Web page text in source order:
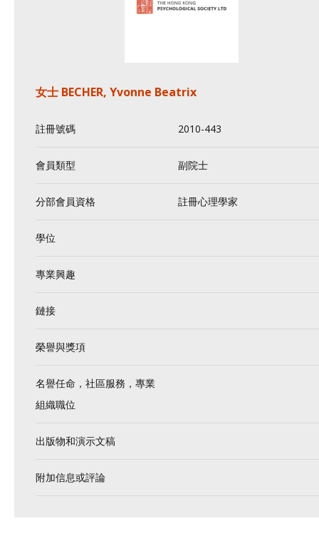
女士 BECHER, Yvonne Beatrix
註冊號碼 2010-443
會員類型 副院士
分部會員資格 註冊心理學家
學位
專業興趣
鏈接
榮譽與獎項
名譽任命，社區服務，專業
組織職位
出版物和演示文稿
附加信息或評論